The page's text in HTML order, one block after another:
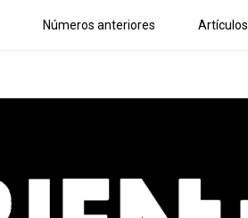
Números anteriores Artículos